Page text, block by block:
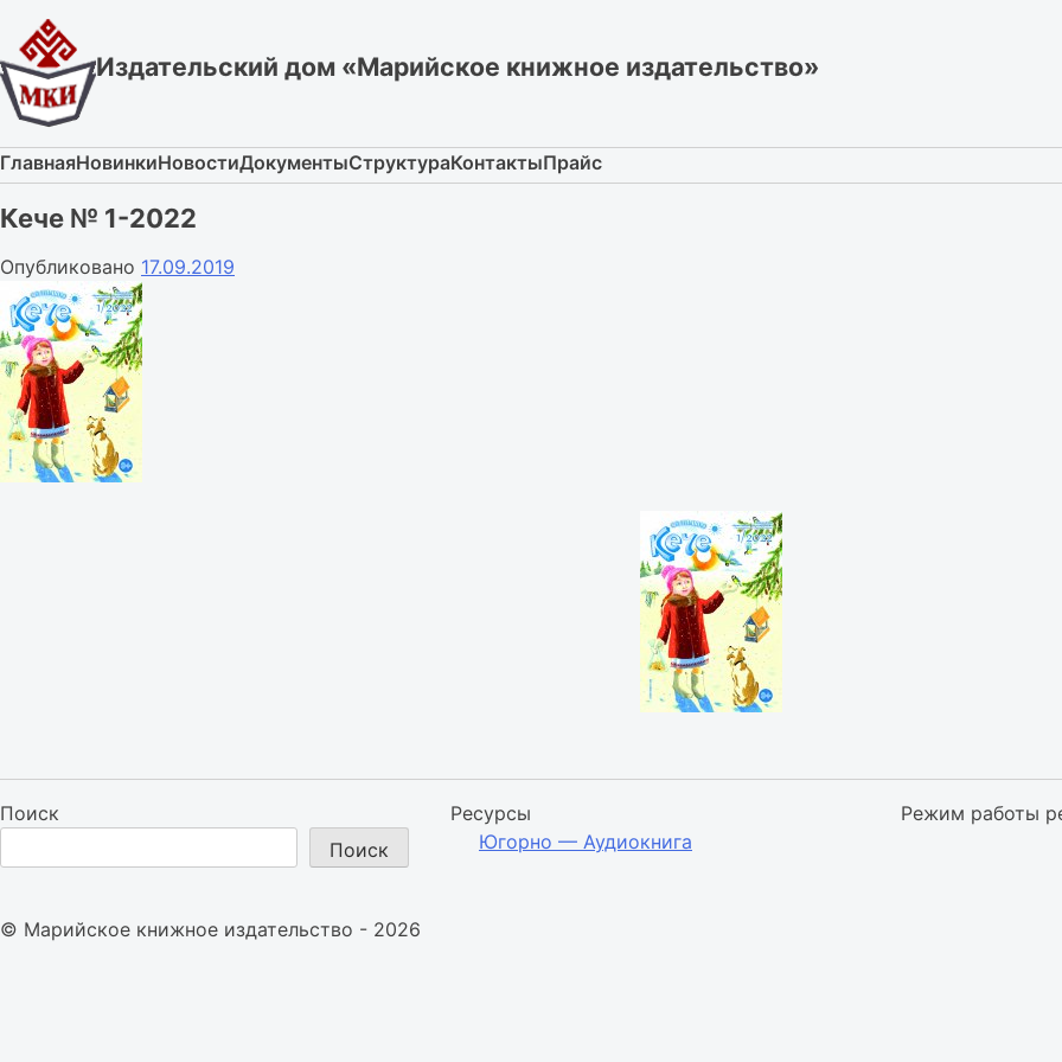
content
Издательский дом «Марийское книжное издательство»
ГлавнаяНовинкиНовостиДокументыСтруктураКонтактыПрайс
Кече № 1-2022
Опубликовано 17.09.2019
Поиск
Поиск
Ресурсы
Югорно — Аудиокнига
Режим работы
© Марийское книжное издательство - 2026